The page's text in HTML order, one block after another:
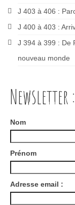
J 403 à 406 :
J 400 à 403 :
J 394 à 399 : De
nouveau monde
Newsletter :
Nom
Prénom
Adresse email :